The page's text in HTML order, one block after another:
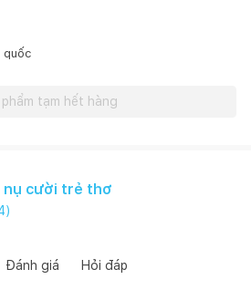
quốc
phẩm tạm hết hàng
nụ cười trẻ thơ
)
Đánh giá Hỏi đáp